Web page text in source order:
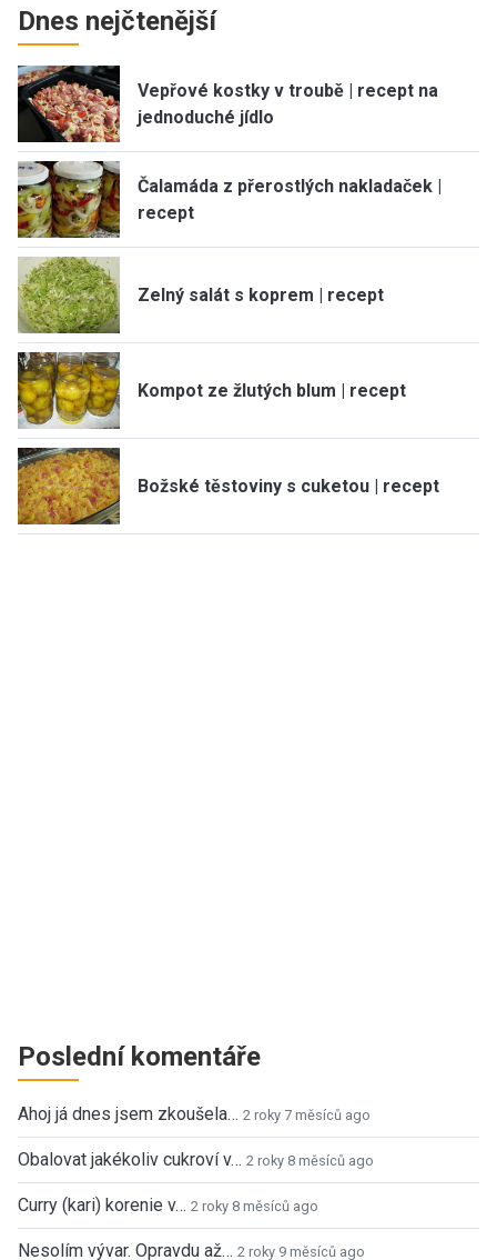
Dnes nejčtenější
Vepřové kostky v troubě | recept na
jednoduché jídlo
Čalamáda z přerostlých nakladaček |
recept
Zelný salát s koprem | recept
Kompot ze žlutých blum | recept
Božské těstoviny s cuketou | recept
Poslední komentáře
Ahoj já dnes jsem zkoušela… 2 roky 7 měsíců ago
Obalovat jakékoliv cukroví v… 2 roky 8 měsíců ago
Curry (kari) korenie v… 2 roky 8 měsíců ago
Nesolím vývar. Opravdu až… 2 roky 9 měsíců ago